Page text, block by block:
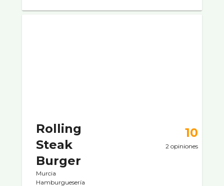
Rolling
Steak
Burger
Murcia
Hamburgueserí­a
10
2 opiniones